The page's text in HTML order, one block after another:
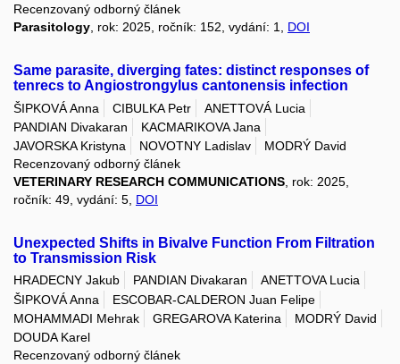
Recenzovaný odborný článek
Parasitology, rok: 2025, ročník: 152, vydání: 1, DOI
Same parasite, diverging fates: distinct responses of
tenrecs to Angiostrongylus cantonensis infection
ŠIPKOVÁ Anna CIBULKA Petr
ANETTOVÁ Lucia
PANDIAN Divakaran
KACMARIKOVA Jana
JAVORSKA Kristyna
NOVOTNY Ladislav
MODRÝ David
Recenzovaný odborný článek
VETERINARY RESEARCH COMMUNICATIONS , rok: 2025,
ročník: 49, vydání: 5, DOI
Unexpected Shifts in Bivalve Function From Filtration
to Transmission Risk
HRADECNY Jakub PANDIAN Divakaran
ANETTOVA Lucia
ŠIPKOVÁ Anna
ESCOBAR-CALDERON Juan Felipe
MOHAMMADI Mehrak
GREGAROVA Katerina
MODRÝ David
DOUDA Karel
Recenzovaný odborný článek